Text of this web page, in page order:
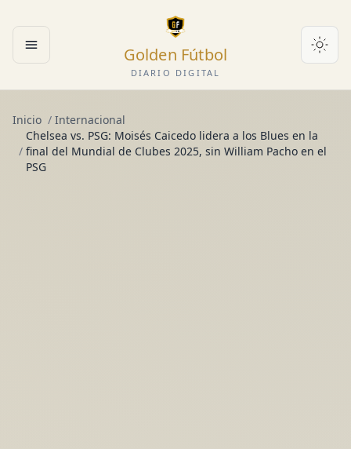
Abrir menú Golden Fútbol
DIARIO DIGITAL
Inicio / Internacional
/
Chelsea vs. PSG: Moisés Caicedo lidera a los Blues en la
final del Mundial de Clubes 2025, sin William Pacho en el
PSG